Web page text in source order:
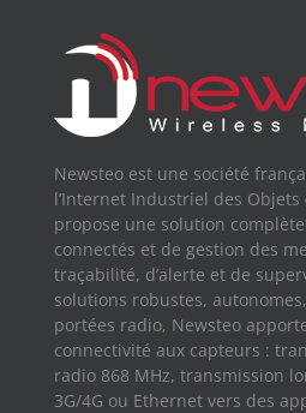
Newsteo est une société
l’Internet Industriel des Objets
propose une solution
connectés et de gestion des
traçabilité, d’alerte et de
solutions robustes,
portées radio, Newsteo
connectivité aux capteurs :
radio 868 MHz, transmission
3G/4G ou Ethernet vers des